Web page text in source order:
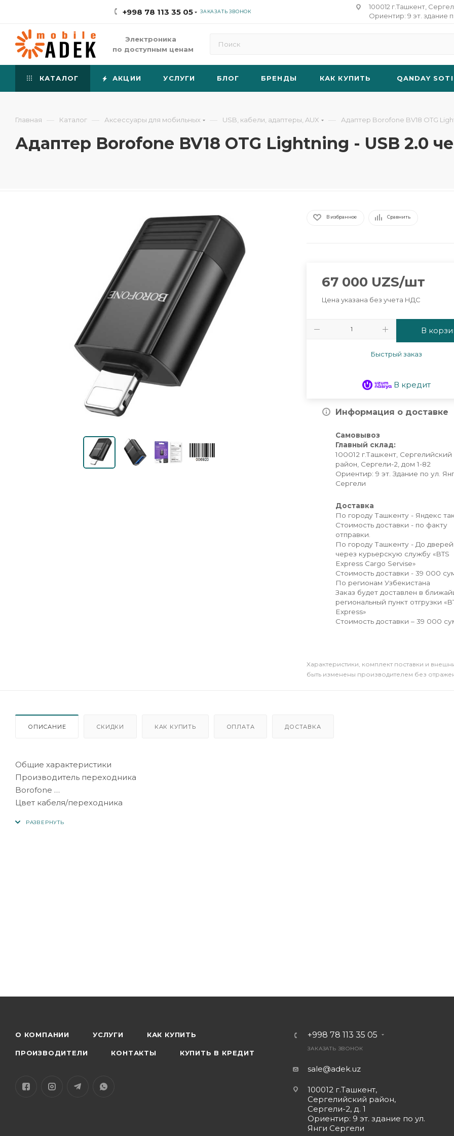
+998 78 113 35 05 ЗАКАЗАТЬ ЗВОНОК
100012 г.Ташкент,
Ориентир: 9 эт. здание
Электроника
по доступным ценам
КАТАЛОГ АКЦИИ УСЛУГИ БЛОГ БРЕНДЫ КАК КУПИТЬ QANDAY
Главная — Каталог — Аксессуары для мобильных — USB, кабели, адаптеры, AUX — Адаптер Borofone BV18 OTG
Адаптер Borofone BV18 OTG Lightning - USB 2.0
В избранное Сравнить
67 000 UZS/шт
Цена указана без учета НДС
В
Быстрый заказ
В кредит
Информация о доставке
Самовывоз
Главный склад:
100012 г.Ташкент, Сергелийский
район, Сергели-2, дом 1-82
Ориентир: 9 эт. Здание по ул.
Сергели
Доставка
По городу Ташкенту - Яндекс
Стоимость доставки - по факту
отправки.
По городу Ташкенту - До дверей
через курьерскую службу «BTS
Express Cargo Servise»
Стоимость доставки - 39 000
По регионам Узбекистана
Заказ будет доставлен в
региональный пункт отгрузки
Express»
Стоимость доставки – 39 000
Xарактеристики, комплект поставки и
быть изменены производителем без
ОПИСАНИЕ СКИДКИ КАК КУПИТЬ ОПЛАТА ДОСТАВКА
Общие характеристики
Производитель переходника
Borofone
Цвет кабеля/переходника
О КОМПАНИИ УСЛУГИ КАК КУПИТЬ
ПРОИЗВОДИТЕЛИ КОНТАКТЫ КУПИТЬ В КРЕДИТ
+998 78 113 35 05
ЗАКАЗАТЬ ЗВОНОК
sale@adek.uz
100012 г.Ташкент,
Сергелийский район,
Сергели-2, д. 1
Ориентир: 9 эт. здание по ул.
Янги Сергели